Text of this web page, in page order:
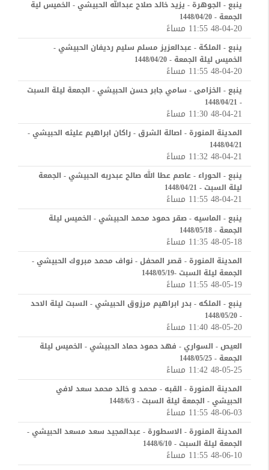
ينبع - الجوهرة - يزيد خالد صلاح عبدالله الحبيشي - الخميس لية
الجمعة - 1448/04/20
48-04-20 11:55 مساءً
ينبع - الملكة - عبدالعزيز مسلم سليم رديفان الحبيشي -
الخميس ليلة الجمعة - 1448/04/20
48-04-20 11:55 مساءً
ينبع - الخزامى - سامي جابر حسن الحبيشي - الجمعة ليلة السبت
- 1448/04/21
48-04-21 11:30 مساءً
المدينة المنورة - اصالة الشرق - راكان ابراهيم عليثه الحبيشي -
1448/04/21
48-04-21 11:32 مساءً
ينبع - الحوراء - عاصم عطا الله صالح عبدربه الحبيشي - الجمعة
ليلة السبت - 1448/04/21
48-04-21 11:55 مساءً
ينبع - الماسيه - صقر حمود محمد الحبيشي - الخميس ليلة
الجمعة - 1448/05/18
48-05-18 11:35 مساءً
المدينة المنورة - قصر المحفل - نواف محمد مبروك الحبيشي -
الجمعة ليلة السبت -1448/05/19
48-05-19 11:55 مساءً
ينبع - الملكه - بدر ابراهيم مرزوق الحبيشي - السبت ليلة الاحد
- 1448/05/20
48-05-20 11:40 مساءً
العيص - السواري - فهد حمود حماد الحبيشي - الخميس ليلة
الجمعة - 1448/05/25
48-05-25 11:42 مساءً
المدينة المنورة - القبه - محمد و خالد محمد سعد لافي
الحبيشي - الجمعة ليلة السبت - 1448/6/3
48-06-03 11:55 مساءً
المدينة المنورة - الاسطورة - عبدالمجيد سعد مسعد الحبيشي -
الجمعة ليلة السبت - 1448/6/10
48-06-10 11:55 مساءً